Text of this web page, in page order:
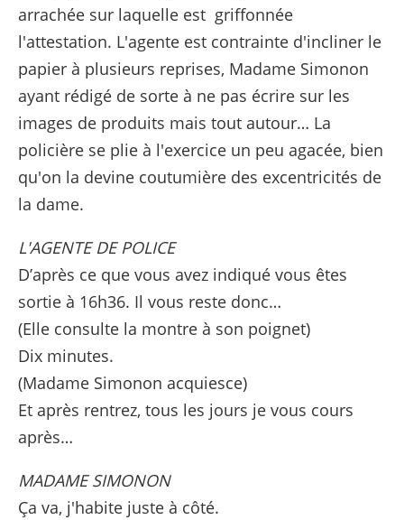
arrachée sur laquelle est griffonnée
l'attestation. L'agente est contrainte d'incliner le
papier à plusieurs reprises, Madame Simonon
ayant rédigé de sorte à ne pas écrire sur les
images de produits mais tout autour… La
policière se plie à l'exercice un peu agacée, bien
qu'on la devine coutumière des excentricités de
la dame.
L'AGENTE DE POLICE
D’après ce que vous avez indiqué vous êtes
sortie à 16h36. Il vous reste donc…
(Elle consulte la montre à son poignet)
Dix minutes.
(Madame Simonon acquiesce)
Et après rentrez, tous les jours je vous cours
après…
MADAME SIMONON
Ça va, j'habite juste à côté.